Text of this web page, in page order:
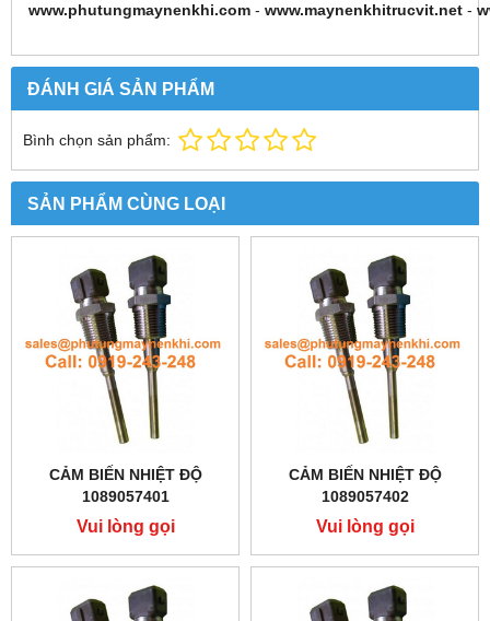
www.phutungmaynenkhi.com - www.maynenkhitrucvit.net -
ĐÁNH GIÁ SẢN PHẨM
Bình chọn sản phẩm:
SẢN PHẨM CÙNG LOẠI
CẢM BIẾN NHIỆT ĐỘ
1089057401
Vui lòng gọi
CẢM BIẾN NHIỆT ĐỘ
1089057402
Vui lòng gọi